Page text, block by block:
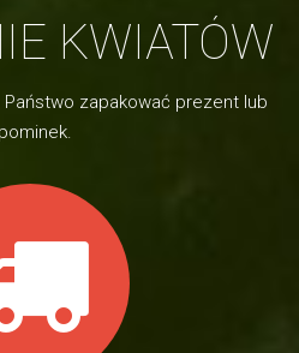
KWIATÓW
zapakować prezent lub